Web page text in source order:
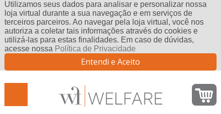
Utilizamos seus dados para analisar e personalizar nossa
loja virtual durante a sua navegação e em serviços de
terceiros parceiros. Ao navegar pela loja virtual, você nos
autoriza a coletar tais informações através do cookies e
utilizá-las para estas finalidades. Em caso de dúvidas,
acesse nossa Política de Privacidade
Entendi e Aceito